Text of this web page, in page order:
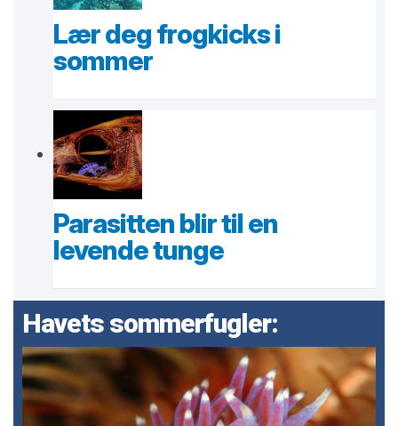
Lær deg frogkicks i
sommer
Parasitten blir til en
levende tunge
Havets sommerfugler: